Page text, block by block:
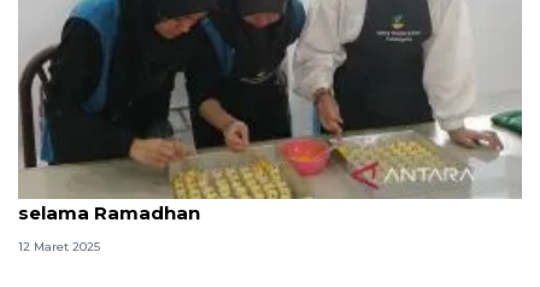
Kemensos latih disabilitas membuat kue kering
selama Ramadhan
12 Maret 2025